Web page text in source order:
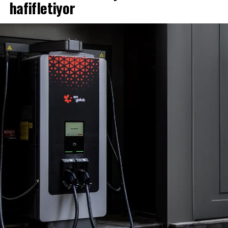
Taslağı , otomotiv ekspertiz sektöründe kapsamlı bir
dönüşümün kapısını aralıyor.
Sektörün Ortak Akıl Süreci Sonuç Verdi
Yönetmelik Taslağı; ekspertiz hizmetlerinde kalite,
şeffaflık ve güvenilirliğin artırılması, haksız rekabetin
önlenmesi ve tüketicinin korunmasını temel hedef
olarak ortaya koyuyor.
Bu süreçte
Tüm Otomotiv Ekspertizcileri Derneği
(TOED)
Türkiye Araç Satış Sonrası Hizmetler
Federasyonu (TOBFED)
koordinasyonunda yürütülen
çalışmalar, sektörün sahadaki deneyimini doğrudan
mevzuat sürecine taşıdı. Teknik komiteler, saha geri
bildirimleri ve çok paydaşlı toplantılarla şekillenen
Yönetmelik Taslağı metin, sektörün ortak aklını
hafifletiyor